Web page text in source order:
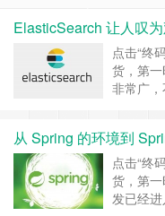
ElasticSearch 让人叹
点击“终
货，第
非常广
统，分布
先来简
从 Spring 的环境到
点击“终
货，第
发已经进